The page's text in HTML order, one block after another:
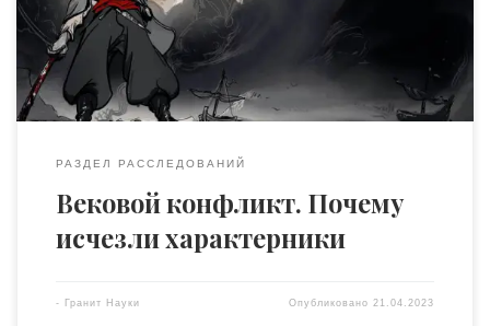
внутри семьи; передавались из поколения в
поколение. Но в определенный момент времени в
казачество начали принимать буквально всех […]
РАЗДЕЛ РАССЛЕДОВАНИЙ
Вековой конфликт. Почему
исчезли характерники
- Гранит Науки Опубликовано21.04.2023